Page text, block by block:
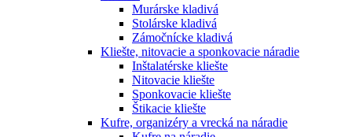
Murárske kladivá
Stolárske kladivá
Zámočnícke kladivá
Kliešte, nitovacie a sponkovacie náradie
Inštalatérske kliešte
Nitovacie kliešte
Sponkovacie kliešte
Štikacie kliešte
Kufre, organizéry a vrecká na náradie